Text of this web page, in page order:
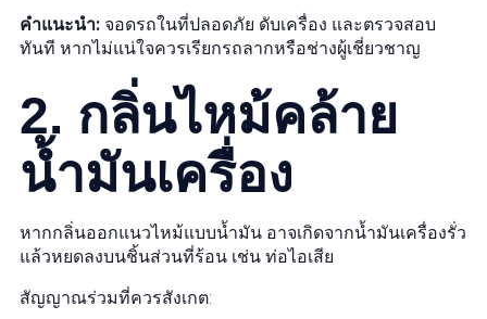
คำแนะนำ: จอดรถในที่ปลอดภัย ดับเครื่อง และตรวจสอบ
ทันที หากไม่แน่ใจควรเรียกรถลากหรือช่างผู้เชี่ยวชาญ
2. กลิ่นไหม้คล้าย
น้ำมันเครื่อง
หากกลิ่นออกแนวไหม้แบบน้ำมัน อาจเกิดจากน้ำมันเครื่องรั่ว
แล้วหยดลงบนชิ้นส่วนที่ร้อน เช่น ท่อไอเสีย
สัญญาณร่วมที่ควรสังเกต: